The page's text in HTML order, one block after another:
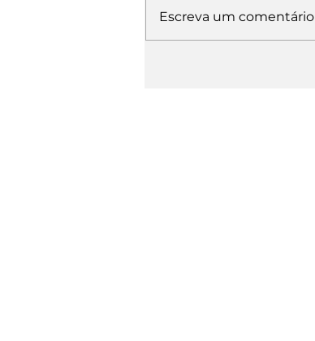
Escreva um comentário